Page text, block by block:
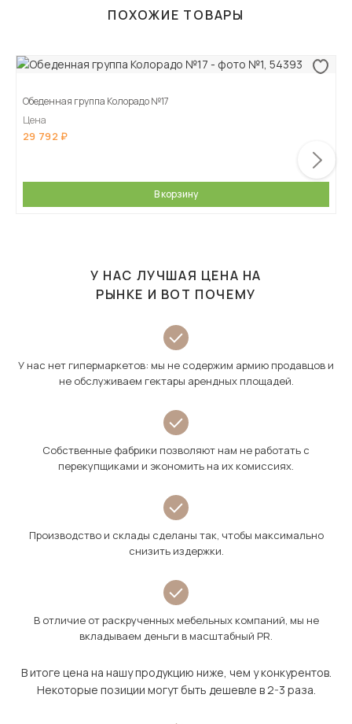
ПОХОЖИЕ ТОВАРЫ
Обеденная группа Колорадо №17
Цена
29 792
В корзину
У НАС ЛУЧШАЯ ЦЕНА НА
РЫНКЕ И ВОТ ПОЧЕМУ
У нас нет гипермаркетов: мы не содержим армию продавцов и
не обслуживаем гектары арендных площадей.
Собственные фабрики позволяют нам не работать с
перекупщиками и экономить на их комиссиях.
Производство и склады сделаны так, чтобы максимально
снизить издержки.
В отличие от раскрученных мебельных компаний, мы не
вкладываем деньги в масштабный PR.
В итоге цена на нашу продукцию ниже, чем у конкурентов.
Некоторые позиции могут быть дешевле в 2-3 раза.